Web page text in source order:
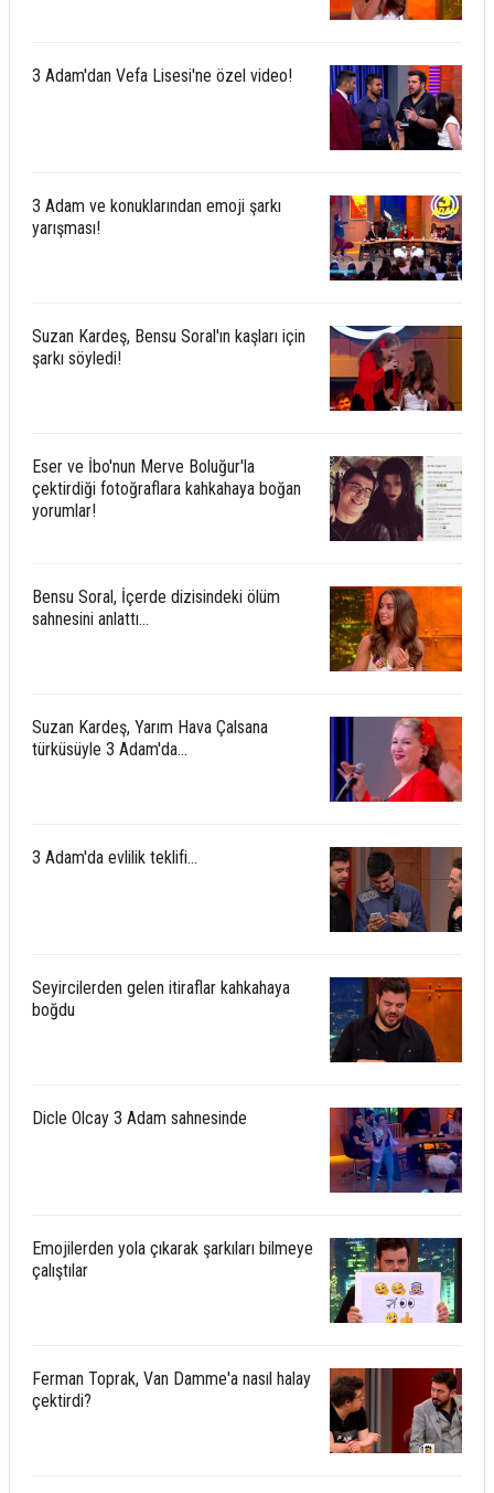
3 Adam'dan Vefa Lisesi'ne özel video!
3 Adam ve konuklarından emoji şarkı
yarışması!
Suzan Kardeş, Bensu Soral'ın kaşları için
şarkı söyledi!
Eser ve İbo'nun Merve Boluğur'la
çektirdiği fotoğraflara kahkahaya boğan
yorumlar!
Bensu Soral, İçerde dizisindeki ölüm
sahnesini anlattı...
Suzan Kardeş, Yarım Hava Çalsana
türküsüyle 3 Adam'da...
3 Adam'da evlilik teklifi...
Seyircilerden gelen itiraflar kahkahaya
boğdu
Dicle Olcay 3 Adam sahnesinde
Emojilerden yola çıkarak şarkıları bilmeye
çalıştılar
Ferman Toprak, Van Damme'a nasıl halay
çektirdi?